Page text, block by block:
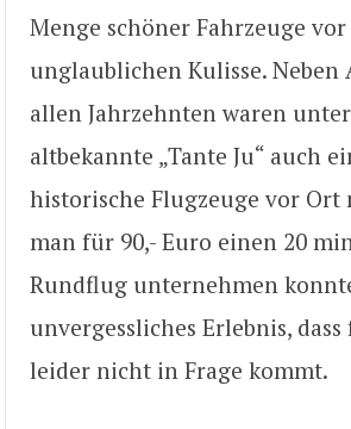
Menge schöner Fahrzeuge
unglaublichen Kulisse. Neben
allen Jahrzehnten waren
altbekannte „Tante Ju“ auch
historische Flugzeuge vor Ort
man für 90,- Euro einen 20
Rundflug unternehmen
unvergessliches Erlebnis,
leider nicht in Frage kommt.